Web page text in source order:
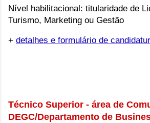
Nível habilitacional: titularidade de
Turismo, Marketing ou Gestão
+ detalhes e formulário de
Técnico Superior - área de
DEGC/Departamento de